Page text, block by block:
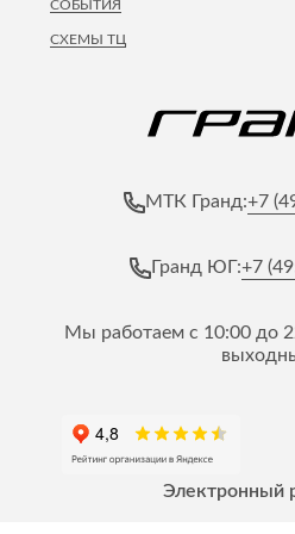
СОБЫТИЯ
СХЕМЫ ТЦ
МТК Гранд:+7
Гранд ЮГ:+7
Мы работаем с 10:00 до
Электронный